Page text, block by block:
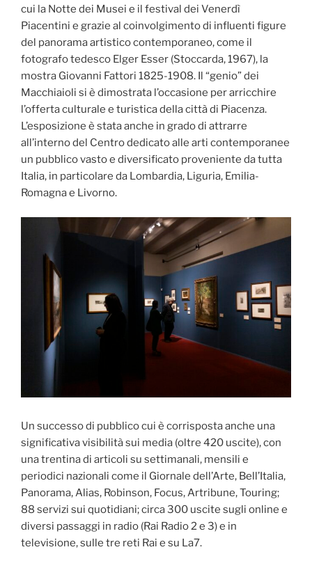
cui la Notte dei Musei e il festival dei Venerdì
Piacentini e grazie al coinvolgimento di influenti figure
del panorama artistico contemporaneo, come il
fotografo tedesco Elger Esser (Stoccarda, 1967), la
mostra Giovanni Fattori 1825-1908. Il “genio” dei
Macchiaioli si è dimostrata l’occasione per arricchire
l’offerta culturale e turistica della città di Piacenza.
L’esposizione è stata anche in grado di attrarre
all’interno del Centro dedicato alle arti contemporanee
un pubblico vasto e diversificato proveniente da tutta
Italia, in particolare da Lombardia, Liguria, Emilia-
Romagna e Livorno.
Un successo di pubblico cui è corrisposta anche una
significativa visibilità sui media (oltre 420 uscite), con
una trentina di articoli su settimanali, mensili e
periodici nazionali come il Giornale dell’Arte, Bell’Italia,
Panorama, Alias, Robinson, Focus, Artribune, Touring;
88 servizi sui quotidiani; circa 300 uscite sugli online e
diversi passaggi in radio (Rai Radio 2 e 3) e in
televisione, sulle tre reti Rai e su La7.